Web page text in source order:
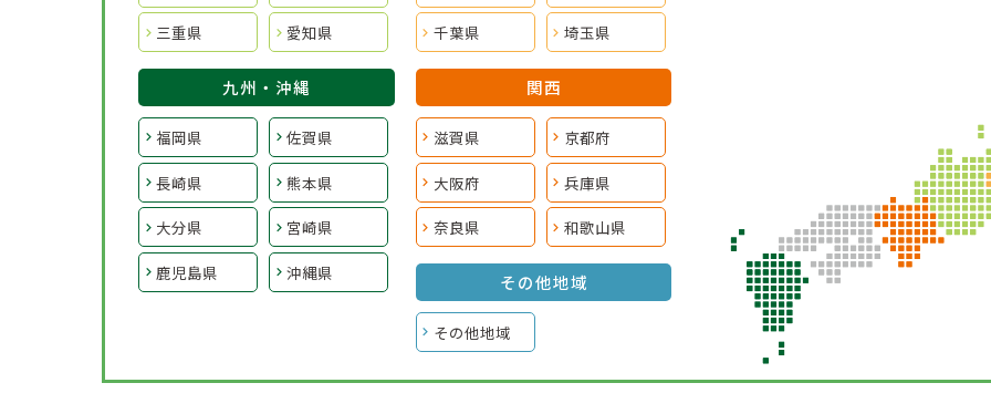
三重県 愛知県 千葉県 埼玉県
九州・沖縄
福岡県 佐賀県
長崎県 熊本県
大分県 宮崎県
鹿児島県 沖縄県
関西
滋賀県 京都府
大阪府 兵庫県
奈良県 和歌山県
その他地域
その他地域